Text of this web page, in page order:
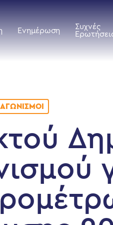
Ενημέρωση
Συχνές